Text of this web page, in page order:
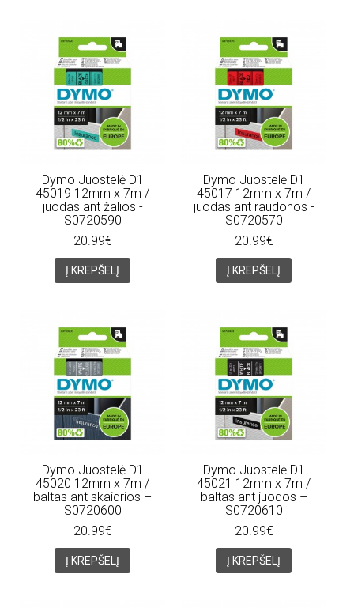
Dymo Juostelė D1
45019 12mm x 7m /
juodas ant žalios -
S0720590
20.99€
Į KREPŠELĮ
Dymo Juostelė D1
45017 12mm x 7m /
juodas ant raudonos -
S0720570
20.99€
Į KREPŠELĮ
Dymo Juostelė D1
45020 12mm x 7m /
baltas ant skaidrios –
S0720600
20.99€
Į KREPŠELĮ
Dymo Juostelė D1
45021 12mm x 7m /
baltas ant juodos –
S0720610
20.99€
Į KREPŠELĮ